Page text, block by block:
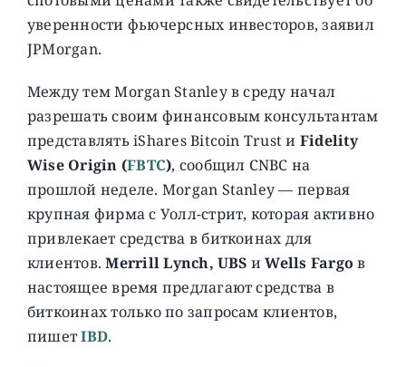
уверенности фьючерсных инвесторов, заявил
JPMorgan.
Между тем Morgan Stanley в среду начал
разрешать своим финансовым консультантам
представлять iShares Bitcoin Trust и Fidelity
Wise Origin (FBTC), сообщил CNBC на
прошлой неделе. Morgan Stanley — первая
крупная фирма с Уолл-стрит, которая активно
привлекает средства в биткоинах для
клиентов.Merrill Lynch, UBS иWells Fargo в
настоящее время предлагают средства в
биткоинах только по запросам клиентов,
пишетIBD.